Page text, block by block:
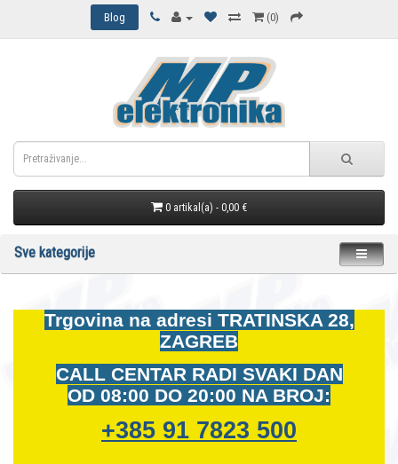
Blog (0)
0 artikal(a) - 0,00 €
Sve kategorije
Trgovina na adresi TRATINSKA 28,
ZAGREB
CALL CENTAR RADI SVAKI DAN
OD 08:00 DO 20:00 NA BROJ:
+385 91 7823 500